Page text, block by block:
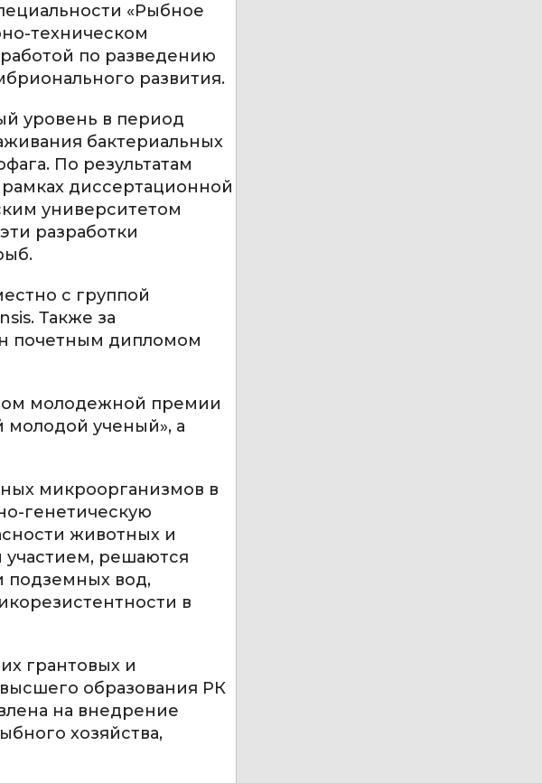
«Рыбное
техническом
по разведению
развития.
уровень в период
бактериальных
По результатам
диссертационной
университетом
разработки
с группой
Также за
почетным дипломом
молодежной премии
молодой ученый», а
микроорганизмов в
генетическую
животных и
решаются
подземных вод,
в
грантовых и
образования РК
на внедрение
хозяйства,